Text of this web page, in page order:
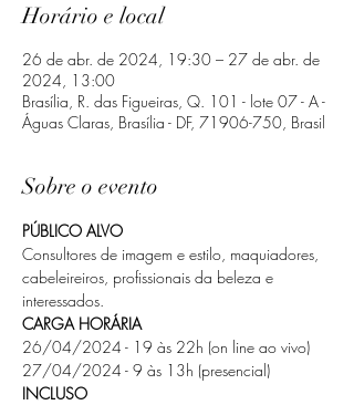
Horário e local
26 de abr. de 2024, 19:30 – 27 de abr. de
2024, 13:00
Brasília, R. das Figueiras, Q. 101 - lote 07 - A -
Águas Claras, Brasília - DF, 71906-750, Brasil
Sobre o evento
PÚBLICO ALVO
Consultores de imagem e estilo, maquiadores,
cabeleireiros, profissionais da beleza e
interessados.
CARGA HORÁRIA
26/04/2024 - 19 às 22h (on line ao vivo)
27/04/2024 - 9 às 13h (presencial)
INCLUSO